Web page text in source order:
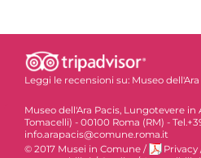
Leggi le recensioni su: Museo
Museo dell'Ara Pacis, Lungotevere
Tomacelli) - 00100 Roma (RM) -
info.arapacis@comune.roma.it
© 2017 Musei in Comune / Privacy